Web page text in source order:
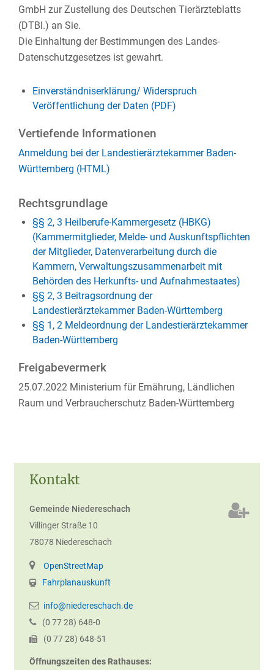
Kontakt
Gemeinde Niedereschach
Villinger Straße 10
78078 Niedereschach
OpenStreetMap
Fahrplanauskunft
info@niedereschach.de
(0 7728) 648-0
(0 7728) 648-51
Öffnungszeiten des Rathauses:
GmbH zur Zustellung des Deutschen Tierärzteblatts
(DTBl.) an Sie.
Die Einhaltung der Bestimmungen des Landes-
Datenschutzgesetzes ist gewahrt.
Einverständniserklärung/ Widerspruch
Veröffentlichung der Daten (PDF)
Vertiefende Informationen
Anmeldung bei der Landestierärztekammer Baden-
Württemberg (HTML)
Rechtsgrundlage
§§ 2, 3 Heilberufe-Kammergesetz (HBKG)
(Kammermitglieder, Melde- und Auskunftspflichten
der Mitglieder, Datenverarbeitung durch die
Kammern, Verwaltungszusammenarbeit mit
Behörden des Herkunfts- und Aufnahmestaates)
§§ 2, 3 Beitragsordnung der
Landestierärztekammer Baden-Württemberg
§§ 1, 2 Meldeordnung der Landestierärztekammer
Baden-Württemberg
Freigabevermerk
25.07.2022 Ministerium für Ernährung, Ländlichen
Raum und Verbraucherschutz Baden-Württemberg